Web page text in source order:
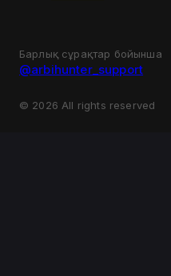
Барлық сұрақтар бойынша
@arbihunter_support
© 2026 All rights reserved